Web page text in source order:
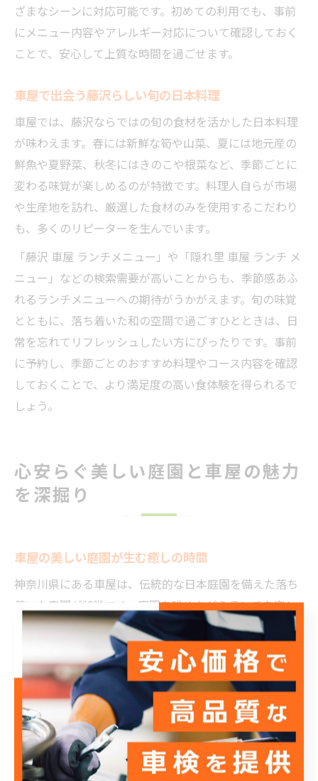
ざまなシーンに対応可能です。初めての利用でも、事前
にメニュー内容やアレルギー対応について確認しておく
ことで、安心して上質な時間を過ごせます。
車屋で出会う藤沢らしい旬の日本料理
車屋では、藤沢ならではの旬の食材を活かした日本料理
が味わえます。春には新鮮な筍や山菜、夏には地元産の
鮮魚や夏野菜、秋冬にはきのこや根菜など、季節ごとに
変わる味覚が楽しめるのが特徴です。料理人自らが市場
や生産地を訪れ、厳選した食材のみを使用するこだわり
も、多くのリピーターを生んでいます。
「藤沢 車屋 ランチメニュー」や「隠れ里 車屋 ランチ メ
ニュー」などの検索需要が高いことからも、季節感あふ
れるランチメニューへの期待がうかがえます。旬の味覚
とともに、落ち着いた和の空間で過ごすひとときは、日
常を忘れてリフレッシュしたい方にぴったりです。事前
に予約し、季節ごとのおすすめ料理やコース内容を確認
しておくことで、より満足度の高い食体験を得られるで
しょう。
心安らぐ美しい庭園と車屋の魅力
を深掘り
車屋の美しい庭園が生む癒しの時間
神奈川県にある車屋は、伝統的な日本庭園を備えた落ち
着いた空間が特徴です。庭園を眺めながらランチを楽し
むことで、日常の喧騒から離れ、心身ともにリラックス
できる特別な時間を過ごせます。日本料理の繊細な味わ
いと美しい景観が調和し、食事そのものが非日常の体験
となります。
多くの方が「庭園の眺めが最高だった」「静かな時間が
流れて心が癒された」と口コミで評価しており、特に初
めて訪れる方には、その贅沢さが印象的です。四季折々